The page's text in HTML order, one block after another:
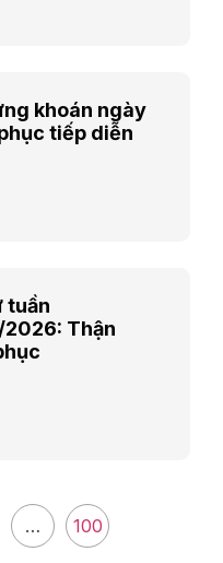
khoán ngày
tiếp diễn
tuần
Thận
… 100